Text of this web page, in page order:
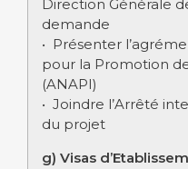
Direction Générale
demande
• Présenter
pour la Promotion
(ANAPI)
• Joindre l’Arrêté
du projet
g) Visas